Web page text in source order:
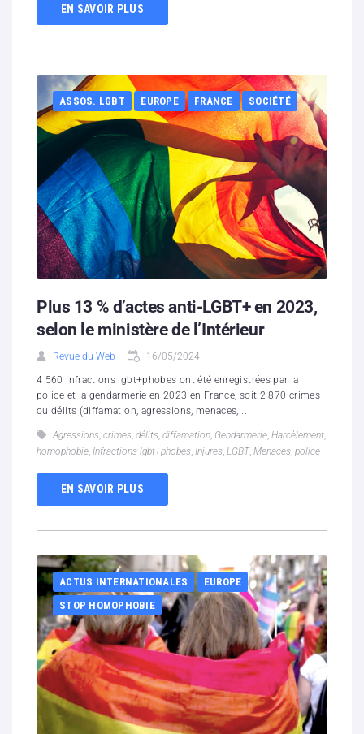
EN SAVOIR PLUS
ASSOS. LGBT EUROPE FRANCE SOCIÉTÉ
Plus 13 % d’actes anti-LGBT+ en 2023,
selon le ministère de l’Intérieur
Revue du Web 16/05/2024
4 560 infractions lgbt+phobes ont été enregistrées par la
police et la gendarmerie en 2023 en France, soit 2 870 crimes
ou délits (diffamation, agressions, menaces,...
Agressions, crimes, délits, diffamation, Gendarmerie, Harcèlement,
homophobie, Infractions lgbt+phobes, Injures, LGBT, Menaces, police
EN SAVOIR PLUS
ACTUS INTERNATIONALES
EUROPE
STOP HOMOPHOBIE